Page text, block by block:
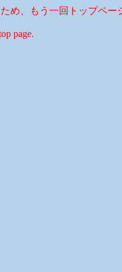
め、もう一回トップペー
page.